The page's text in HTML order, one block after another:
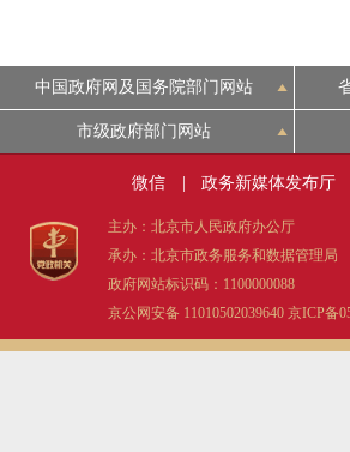
中国政府网及国务院部门网站
市级政府部门网站
微信 政务新媒体发布厅
主办：北京市人民政府办公厅
承办：北京市政务服务和数据管理局
政府网站标识码：1100000088
京公网安备 11010502039640 京ICP备